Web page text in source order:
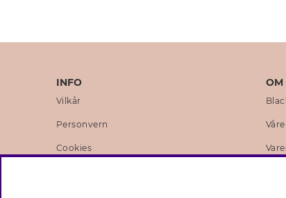
INFO
Vilkår
Personvern
Cookies
OM